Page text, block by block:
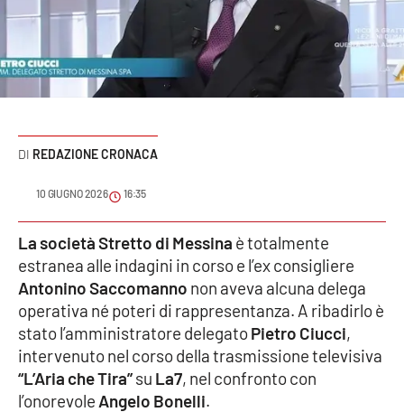
Sanità
Sport
Cultura
Podcast
Meteo
Editoriali
VIDEO
Ambiente
Cronaca
REDAZIONE CRONACA
10 GIUGNO 2026 16:35
La società Stretto di Messina è totalmente
estranea alle indagini in corso e l’ex consigliere
Antonino Saccomanno non aveva alcuna delega
operativa né poteri di rappresentanza. A ribadirlo è
stato l’amministratore delegatoPietro Ciucci,
intervenuto nel corso della trasmissione televisiva
“L’Aria che Tira”su La7, nel confronto con
l’onorevole Angelo Bonelli.